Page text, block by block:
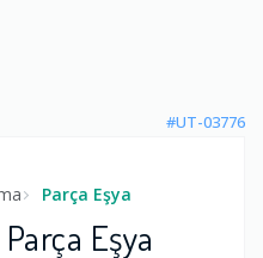
#UT-03776
Parça Eşya
Eşya